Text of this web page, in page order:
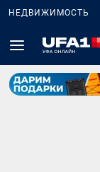
НЕДВИЖИМОСТЬ